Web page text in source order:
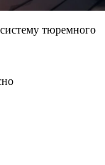
тюремного